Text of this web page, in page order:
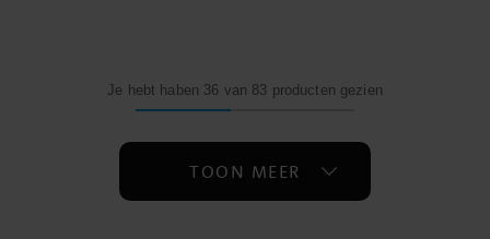
Je hebt haben 36 van 83 producten gezien
TOON MEER